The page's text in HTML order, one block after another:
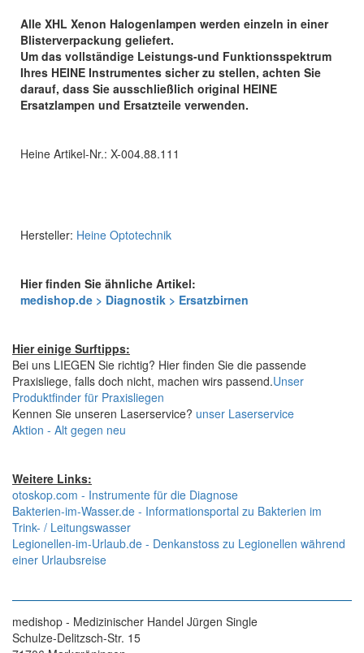
Alle XHL Xenon Halogenlampen werden einzeln in einer
Blisterverpackung geliefert.
Um das vollständige Leistungs-und Funktionsspektrum
Ihres HEINE Instrumentes sicher zu stellen, achten Sie
darauf, dass Sie ausschließlich original HEINE
Ersatzlampen und Ersatzteile verwenden.
Heine Artikel-Nr.: X-004.88.111
Hersteller: Heine Optotechnik
Hier finden Sie ähnliche Artikel:
medishop.de > Diagnostik > Ersatzbirnen
Hier einige Surftipps:
Bei uns LIEGEN Sie richtig? Hier finden Sie die passende
Praxisliege, falls doch nicht, machen wirs passend.Unser
Produktfinder für Praxisliegen
Kennen Sie unseren Laserservice? unser Laserservice
Aktion - Alt gegen neu
Weitere Links:
otoskop.com - Instrumente für die Diagnose
Bakterien-im-Wasser.de - Informationsportal zu Bakterien im
Trink- / Leitungswasser
Legionellen-im-Urlaub.de - Denkanstoss zu Legionellen während
einer Urlaubsreise
medishop - Medizinischer Handel Jürgen Single
Schulze-Delitzsch-Str. 15